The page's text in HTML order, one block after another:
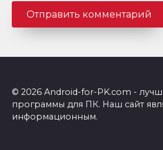
© 2026 Android-for-PK.com -
программы для ПК. Наш сайт
информационным.